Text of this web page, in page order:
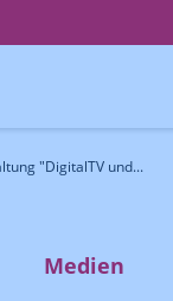
"DigitalTV und...
Medien